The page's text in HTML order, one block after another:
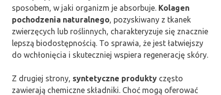
sposobem, w jaki organizm je absorbuje. Kolagen
pochodzenia naturalnego , pozyskiwany z tkanek
zwierzęcych lub roślinnych, charakteryzuje się znacznie
lepszą biodostępnością. To sprawia, że jest łatwiejszy
do wchłonięcia i skuteczniej wspiera regenerację skóry.
Z drugiej strony, syntetyczne produkty często
zawierają chemiczne składniki. Choć mogą oferować